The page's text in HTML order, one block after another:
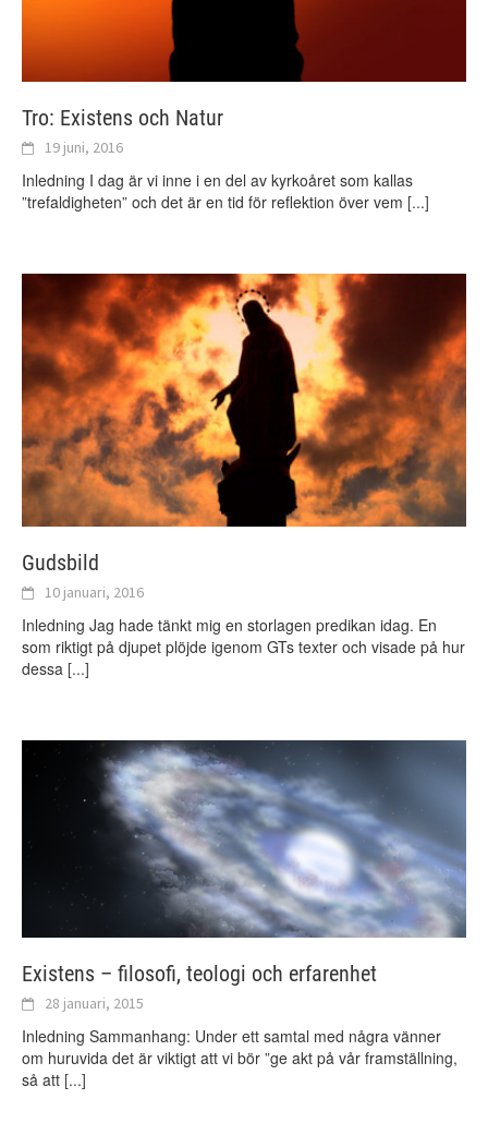
Tro: Existens och Natur
19 juni, 2016
Inledning I dag är vi inne i en del av kyrkoåret som kallas
”trefaldigheten” och det är en tid för reflektion över vem [...]
Gudsbild
10 januari, 2016
Inledning Jag hade tänkt mig en storlagen predikan idag. En
som riktigt på djupet plöjde igenom GTs texter och visade på hur
dessa [...]
Existens – filosofi, teologi och erfarenhet
28 januari, 2015
Inledning Sammanhang: Under ett samtal med några vänner
om huruvida det är viktigt att vi bör ”ge akt på vår framställning,
så att [...]